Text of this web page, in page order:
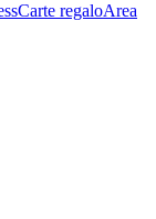
Carte regaloArea